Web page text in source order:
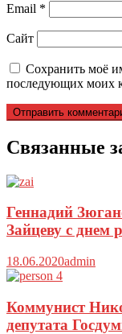
Email *
Сайт
Сохранить моё
последующих моих
Связанные
Геннадий
Зайцеву с днем
18.06.2020admin
Коммунист
депутата